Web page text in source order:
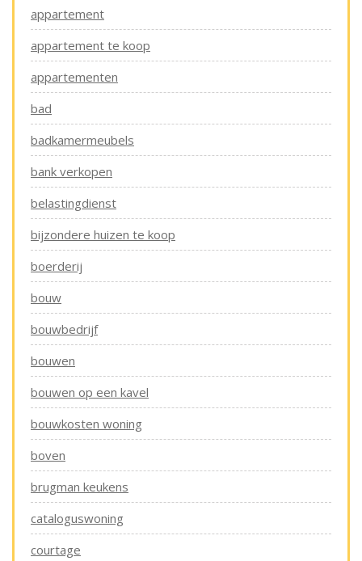
appartement
appartement te koop
appartementen
bad
badkamermeubels
bank verkopen
belastingdienst
bijzondere huizen te koop
boerderij
bouw
bouwbedrijf
bouwen
bouwen op een kavel
bouwkosten woning
boven
brugman keukens
cataloguswoning
courtage